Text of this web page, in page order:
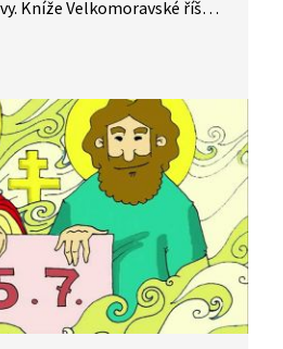
Kníže Velkomoravské říše